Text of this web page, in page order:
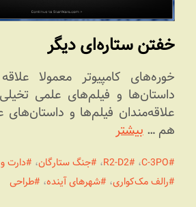
خفتن ستاره‌ای دیگر
خوره‌های کامپیوتر معمولا
داستان‌ها و فیلم‌های علمی
علاقه‌مندان فیلم‌ها و
هم …بیشتر
C-3PO، R2-D2، جنگ ستارگان، دارت
رالف مک‌کواری، شهرهای آینده، طراحی